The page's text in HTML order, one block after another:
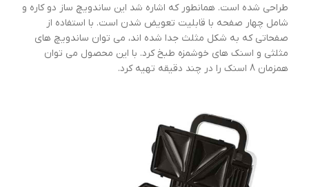
طراحی شده است. همانطور که اشاره شد این ساندویچ ساز دو کاره و
شامل چهار صفحه با قابلیت تعویض شدن است. با استفاده از
صفحاتی که به شکل مثلث جدا شده اند، می توان ساندویچ های
مثلثی و اسنک های خوشمزه طبخ کرد. با این محصول می توان
همزمان 8 اسنک را در چند دقیقه تهیه کرد.